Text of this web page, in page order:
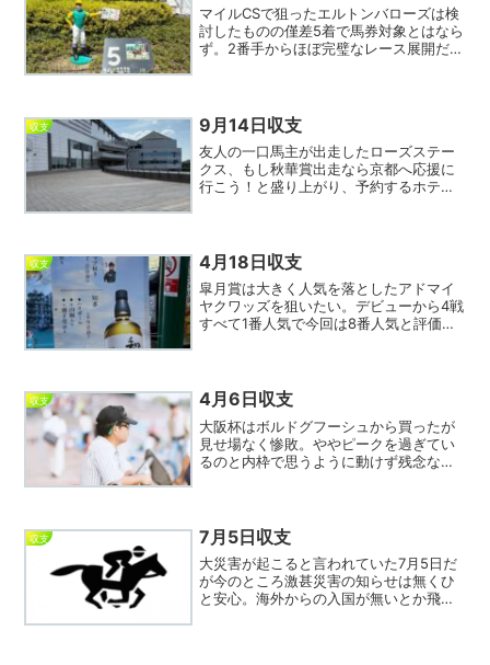
マイルCSで狙ったエルトンバローズは検
討したものの僅差5着で馬券対象とはなら
ず。2番手からほぼ完璧なレース展開だっ
ーンがあれば充分3...
収支 9月14日収支
友人の一口馬主が出走したローズステー
クス、もし秋華賞出走なら京都へ応援に
行こう！と盛り上がり、予約するホテル
待したのだが…残念。友人...
収支 4月18日収支
皐月賞は大きく人気を落としたアドマイ
ヤクワッズを狙いたい。デビューから4戦
すべて1番人気で今回は8番人気と評価を
支は大幅マイナスと苦...
収支 4月6日収支
大阪杯はボルドグフーシュから買ったが
見せ場なく惨敗。ややピークを過ぎてい
るのと内枠で思うように動けず残念な結
んだので仕方なし。日刊...
収支 7月5日収支
大災害が起こると言われていた7月5日だ
が今のところ激甚災害の知らせは無くひ
と安心。海外からの入国が無いとか飛行